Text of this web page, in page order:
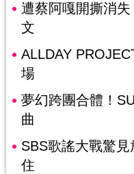
遭蔡阿嘎開撕消
文
ALLDAY
場
夢幻跨團合體！
曲
SBS歌謠大戰驚
住